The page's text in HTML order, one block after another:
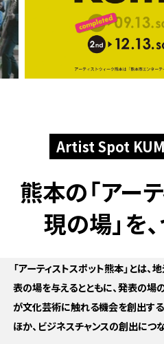
Artist Spot
熊本の「アー
現の場」を
「アーティストスポット熊本」とは
表の場を与えるとともに、発表の場
が文化芸術に触れる機会を創出す
ほか、ビジネスチャンスの創出につ